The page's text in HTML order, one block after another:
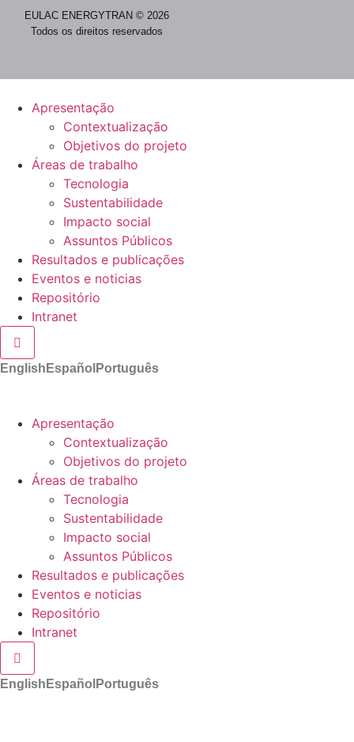
EULAC ENERGYTRAN © 2026
Todos os direitos reservados
Apresentação
Contextualização
Objetivos do projeto
Áreas de trabalho
Tecnologia
Sustentabilidade
Impacto social
Assuntos Públicos
Resultados e publicações
Eventos e noticias
Repositório
Intranet
Hamburger Toggle Menu
English Español Português
Apresentação
Contextualização
Objetivos do projeto
Áreas de trabalho
Tecnologia
Sustentabilidade
Impacto social
Assuntos Públicos
Resultados e publicações
Eventos e noticias
Repositório
Intranet
Hamburger Toggle Menu
English Español Português